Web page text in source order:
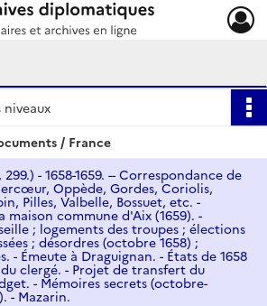
niveaux
/ France
299.) - 1658-1659. -- Correspondance de
Oppède, Gordes, Coriolis,
Pilles, Valbelle, Bossuet, etc. -
maison commune d'Aix (1659). -
; logements des troupes ; élections
; désordres (octobre 1658) ;
- Émeute à Draguignan. - États de 1658
clergé. - Projet de transfert du
- Mémoires secrets (octobre-
- Mazarin.